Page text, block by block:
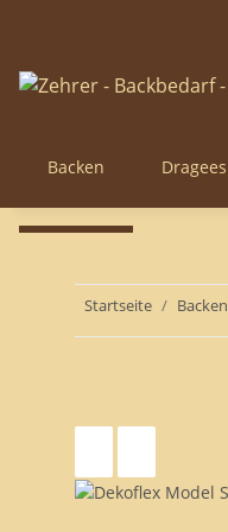
Backen Dragees
Startseite Backen